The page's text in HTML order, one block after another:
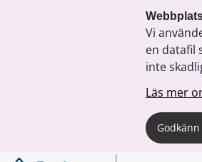
Vi
en datafil
inte
Läs mer